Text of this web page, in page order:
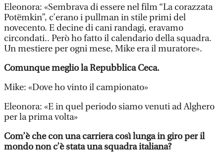
Eleonora: «Sembrava di essere nel film “La corazzata
Potëmkin”, c’erano i pullman in stile primi del
novecento. E decine di cani randagi, eravamo
circondati.. Però ho fatto il calendario della squadra.
Un mestiere per ogni mese, Mike era il muratore».
Comunque meglio la Repubblica Ceca.
Mike: «Dove ho vinto il campionato»
Eleonora: «E in quel periodo siamo venuti ad Alghero
per la prima volta»
Com’è che con una carriera così lunga in giro per il
mondo non c’è stata una squadra italiana?